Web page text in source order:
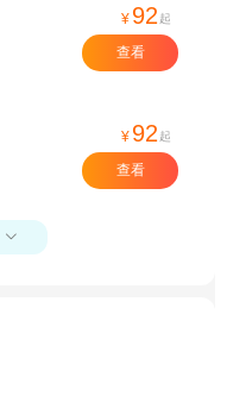
¥ 92 起
查看
¥ 92 起
查看
